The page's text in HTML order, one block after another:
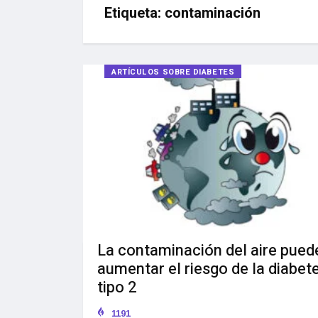
Etiqueta: contaminación
ARTÍCULOS SOBRE DIABETES
La contaminación del aire
aumentar el riesgo de la
tipo 2
1191